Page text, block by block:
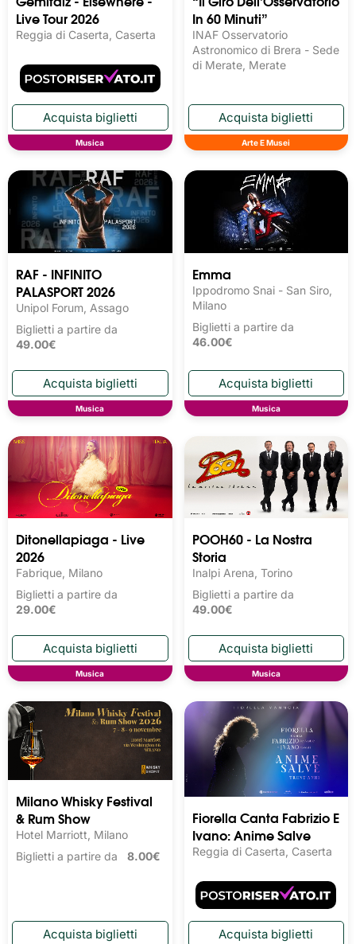
Live Tour 2026
Reggia di Caserta, Caserta
Musica
In 60 Minuti”
INAF Osservatorio
Astronomico di Brera - Sede
di Merate, Merate
Arte E Musei
RAF - INFINITO
PALASPORT 2026
Unipol Forum, Assago
Biglietti a partire da
49.00€
Musica
Emma
Ippodromo Snai - San Siro,
Milano
Biglietti a partire da
46.00€
Musica
Ditonellapiaga - Live
2026
Fabrique, Milano
Biglietti a partire da
29.00€
Musica
POOH60 - La Nostra
Storia
Inalpi Arena, Torino
Biglietti a partire da
49.00€
Musica
Milano Whisky Festival
& Rum Show
Hotel Marriott, Milano
Biglietti a partire da 8.00€
Fiorella Canta Fabrizio E
Ivano: Anime Salve
Reggia di Caserta, Caserta